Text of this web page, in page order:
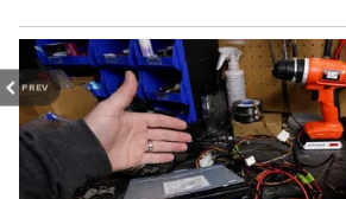
PREV